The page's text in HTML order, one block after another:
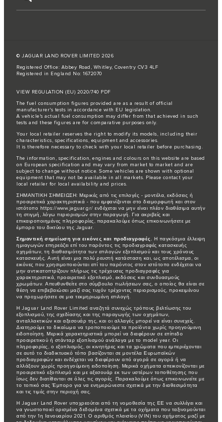
© JAGUAR LAND ROVER LIMITED 2026
Registered Office: Abbey Road, Whitley, Coventry CV3 4LF
Registered in England No: 1672070
VIEW REGULATION (EU) 2020/740 PDF
The fuel consumption figures provided are as a result of official
manufacturer's tests in accordance with EU legislation.
A vehicle's actual fuel consumption may differ from that achieved in such
tests and these figures are for comparative purposes only.
Your local retailer reserves the right to modify its models, including their
characteristics, specifications, equipment and accessories.
It is therefore necessary to check with your local retailer before purchasing.
The information, specification, engines and colours on this website are based
on European specification and may vary from market to market and are
subject to change without notice. Some vehicles are shown with optional
equipment that may not be available in all markets. Please contact your
local retailer for local availability and prices.
ΣΗΜΑΝΤΙΚΗ ΣΗΜΕΙΩΣΗ: Μερικές από τις επιλογές - μοντέλα, εκδόσεις ή
προαιρετικά χαρακτηριστικά - που εμφανίζονται στο διαμορφωτή και στον
ιστότοπο https://www.jaguar.gr/ ενδέχεται να μην είναι πλέον διαθέσιμα αυτήν
τη στιγμή, λόγω περιορισμών στην παραγωγή. Για ακριβείς και
επικαιροποιημένες πληροφορίες, παρακαλούμε όπως επικοινωνήσετε με
έμπορο του δικτύου της Jaguar.
Σημαντική σημείωση για εικόνες και προδιαγραφές. Η παγκόσμια έλλειψη
ημιαγωγών επηρεάζει επί του παρόντος τις προδιαγραφές κατασκευής
οχημάτων, τη διαθεσιμότητα των επιλογών εξοπλισμού και τους χρόνους
κατασκευής. Αυτή είναι μια πολύ ρευστή κατάσταση και, ως αποτέλεσμα, οι
εικόνες που χρησιμοποιούνται επί του παρόντος στον ιστότοπο ενδέχεται να
μην αντικατοπτρίζουν πλήρως τις τρέχουσες προδιαγραφές για
χαρακτηριστικά, προαιρετικό εξοπλισμό, εκδόσεις και συνδυασμούς
χρωμάτων. Απευθυνθείτε στο σύμβουλο πωλήσεων σας, ο οποίος θα είναι σε
θέση να επιβεβαιώσει μαζί σας τυχόν τρέχοντες περιορισμούς, προκειμένου
να προχωρήσετε σε μια τεκμηριωμένη επιλογή.
Η Jaguar Land Rover Limited αναζητά συνεχώς τρόπους βελτίωσης του
εξοπλισμού, της σχεδίασης και της παραγωγής των οχημάτων,
ανταλλακτικών και αξεσουάρ της, και οι αλλαγές μπορεί να είναι συνεχείς.
Διατηρούμε το δικαίωμα να τροποποιούμε τα προϊόντα χωρίς προηγούμενη
ειδοποίηση. Μερικά χαρακτηριστικά μπορεί να διαφέρουν σε επίπεδο
προαιρετικού ή στάνταρ εξοπλισμού ανάλογα με το model year. Οι
πληροφορίες, ο εξοπλισμός, οι κινητήρες και τα χρώματα που εμπεριέχονται
σε αυτό το διαδικτυακό τόπο βασίζονται σε μοντέλα Ευρωπαϊκών
προδιαγραφών και ενδέχεται να διαφέρουν από αγορά σε αγορά ή να
αλλάξουν χωρίς προηγούμενη ειδοποίηση. Μερικά οχήματα απεικονίζονται με
προαιρετικό εξοπλισμό και με αξεσουάρ εκ των υστέρων τοποθέτησης που
ίσως δεν διατίθενται σε όλες τις αγορές. Παρακαλούμε όπως επικοινωνείτε με
το τοπικό σας Έμπορο για να ενημερώνεστε σχετικά με την διαθεσιμότητα
και τις τιμές στην περιοχή σας.
Η Jaguar Land Rover υποχρεούται από τη νομοθεσία της ΕΕ να συλλέγει και
να γνωστοποιεί ορισμένα δεδομένα σχετικά με τα οχήματα που ταξινομούνται
από την 1η Ιανουαρίου 2021. Ο αριθμός πλαισίου (VIN) του οχήματος μαζί με